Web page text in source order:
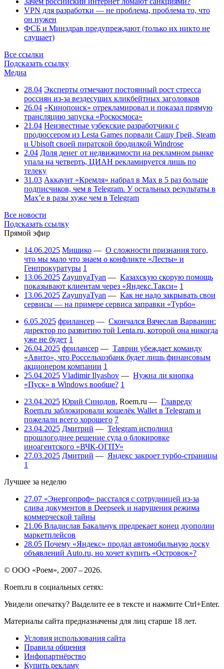
VPN для разработки — не проблема, проблема то, что
он нужен
ФСБ и Минздрав предупреждают (только их никто не
слушает)
Все ссылки
Подсказать ссылку
Медиа
28.04 Эксперты отмечают постоянный рост стресса
россиян из-за вездесущих кликбейтных заголовков
26.04 «Кинопоиск» отрекламировал и показал прямую
трансляцию запуска «Роскосмоса»
21.04 Неизвестные узбекские разработчики с
продюссером из Lesta Games порвали Сашу Грей, Steam
и Ubisoft своей пиратской бродилкой Windrose
2.04 Доля денег от недвижимости на рекламном рынке
упала на четверть, ЦИАН рекламируется лишь по
телеку
31.03 Аккаунт «Кремля» набрал в Max в 5 раз больше
подписчиков, чем в Telegram. У остальных результаты в
Max’е в разы хуже чем в Telegram
Все новости
Подсказать ссылку
Прямой эфир
14.06.2025 Мишико — О сложности признания того,
что мы мало что знаем о конфликте «Лесты» и
Генпрокуратуры 1
13.06.2025 ZayunyaTyan — Казахскую скорую помощь
показывают клиентам через «Яндекс.Такси» 1
13.06.2025 ZayunyaTyan — Как не надо закрывать свои
сервисы — на примере сервиса заправки «Турбо»
6.05.2025 фрилансер — Скончался Вячеслав Варванин:
директор по развитию той Lenta.ru, которой она никогда
уже не будет 1
26.04.2025 фрилансер — Таврин убеждает команду
«Авито», что Россельхозбанк будет лишь финансовым
акционером компании 1
25.04.2025 Vladimir Ilyashov — Нужна ли кнопка
«Пуск» в Windows вообще? 1
23.04.2025 Юрий Синодов, Roem.ru — Главреду
Roem.ru заблокировали кошелёк Wallet в Telegram и
пожелали всего хорошего 7
23.04.2025 Дмитрий — Telegram исполнил
прошлогоднее решение суда о блокировке
иноагентского «ВЧК-ОГПУ»
27.03.2025 Дмитрий — Яндекс закроет турбо-страницы
1
Лучшее за неделю
27.07 «Энергопроф» расстался с сотрудницей из-за
слива документов в Deepseek и нарушения режима
коммерческой тайны
21.06 Владислав Бакальчук предрекает конец дуополии
маркетплейсов
28.05 Почему «Яндекс» продал автомобильную доску
объявлений Auto.ru, но хочет купить «Островок»?
© ООО «Роем», 2007 – 2026.
Roem.ru в социальных сетях:
Увидели опечатку? Выделите ее в тексте и нажмите Ctrl+Enter.
Материалы сайта предназначены для лиц старше 18 лет.
Условия использования сайта
Правила общения
Инфопартнёрство
Купить рекламу